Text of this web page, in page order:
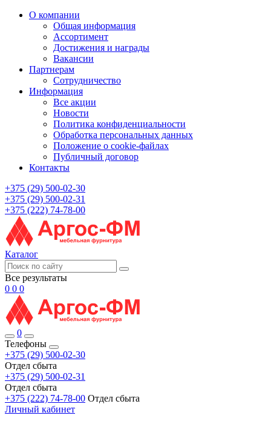
О компании
Общая информация
Ассортимент
Достижения и награды
Вакансии
Партнерам
Сотрудничество
Информация
Все акции
Новости
Политика конфиденциальности
Обработка персональных данных
Положение о cookie-файлах
Публичный договор
Контакты
+375 (29) 500-02-30
+375 (29) 500-02-31
+375 (222) 74-78-00
Каталог
Все результаты
0 0 0
0
Телефоны
+375 (29) 500-02-30
Отдел сбыта
+375 (29) 500-02-31
Отдел сбыта
+375 (222) 74-78-00 Отдел сбыта
Личный кабинет